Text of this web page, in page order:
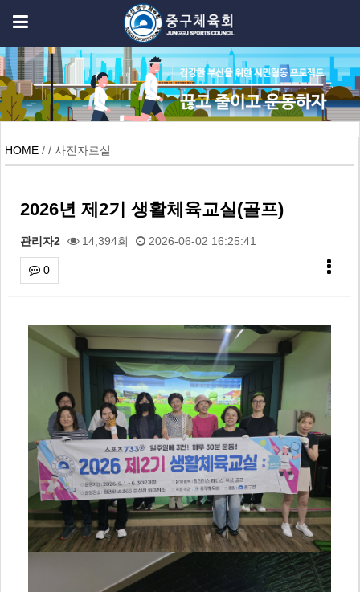
HOME / / 사진자료실
2026년 제2기 생활체육교실(골프)
관리자2 14,394회 2026-06-02 16:25:41
0